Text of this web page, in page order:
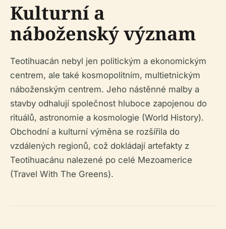
Kulturní a
náboženský význam
Teotihuacán nebyl jen politickým a ekonomickým
centrem, ale také kosmopolitním, multietnickým
náboženským centrem. Jeho nástěnné malby a
stavby odhalují společnost hluboce zapojenou do
rituálů, astronomie a kosmologie (World History).
Obchodní a kulturní výměna se rozšířila do
vzdálených regionů, což dokládají artefakty z
Teotihuacánu nalezené po celé Mezoamerice
(Travel With The Greens).